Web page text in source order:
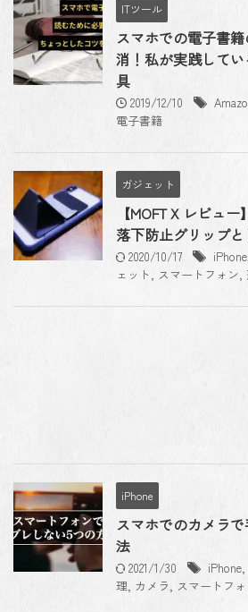
ITツール
スマホでの電子書
消！私が実践して
具
2019/12/10
電子書籍
ガジェット
【MOFT X レビュ
落下防止グリップ
2020/10/17 iPhone
ェット , スマートフォン,
iPhone
スマホでのカメラ
法
2021/1/30 iPhone,
理, カメラ, スマートフ